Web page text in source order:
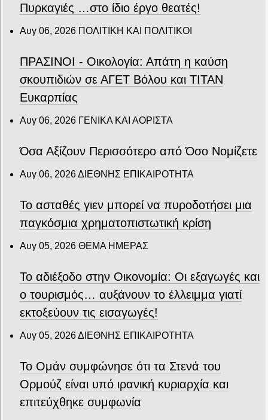
Πυρκαγιές …στο ίδιο έργο θεατές!
Αυγ 06, 2026 ΠΟΛΙΤΙΚΗ ΚΑΙ ΠΟΛΙΤΙΚΟΙ
ΠΡΑΣΙΝΟΙ - Οικολογία: Απάτη η καύση
σκουπιδιών σε ΑΓΕΤ Βόλου και ΤΙΤΑΝ
Ευκαρπίας
Αυγ 06, 2026 ΓΕΝΙΚΑ ΚΑΙ ΑΟΡΙΣΤΑ
Όσα Αξίζουν Περισσότερο από Όσο Νομίζετε
Αυγ 06, 2026ΔΙΕΘΝΗΣ ΕΠΙΚΑΙΡΟΤΗΤΑ
Το ασταθές γιεν μπορεί να πυροδοτήσει μια
παγκόσμια χρηματοπιστωτική κρίση
Αυγ 05, 2026 ΘΕΜΑ ΗΜΕΡΑΣ
Το αδιέξοδο στην Οικονομία: Οι εξαγωγές και
ο τουρισμός… αυξάνουν το έλλειμμα γιατί
εκτοξεύουν τις εισαγωγές!
Αυγ 05, 2026ΔΙΕΘΝΗΣ ΕΠΙΚΑΙΡΟΤΗΤΑ
Το Ομάν συμφώνησε ότι τα Στενά του
Ορμούζ είναι υπό ιρανική κυριαρχία και
επιτεύχθηκε συμφωνία